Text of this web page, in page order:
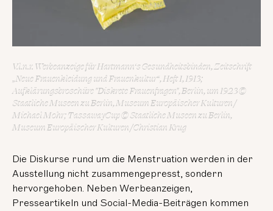
V.l.n.r. Werbeanzeige für Hartmann‘s Gesundheitsbinden, Zeitschrift
„Neue Frauenkleidung und Frauenkultur“, Heft 1, 1913;
Aufklärungsbroschüre "Diskrete Frauenfragen", Berlin, um 1923 ©
Staatliche Museen zu Berlin, Museum Europäischer Kulturen /
Michael Mohr; TassawayCup © Staatliche Museen zu Berlin,
Museum Europäischer Kulturen / Christian Krug
Die Diskurse rund um die Menstruation werden in der
Ausstellung nicht zusammengepresst, sondern
hervorgehoben. Neben Werbeanzeigen,
Presseartikeln und Social-Media-Beiträgen kommen